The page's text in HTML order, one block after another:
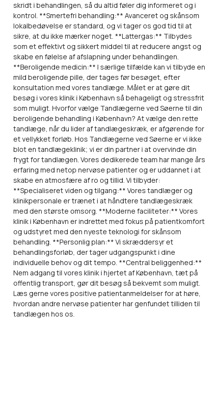
skridt i behandlingen, så du altid føler dig informeret og i
kontrol. **Smertefri behandling:** Avanceret og skånsom
lokalbedøvelse er standard, og vi tager os god tid til at
sikre, at du ikke mærker noget. **Lattergas:** Tilbydes
som et effektivt og sikkert middel til at reducere angst og
skabe en følelse af afslapning under behandlingen.
**Beroligende medicin:** I særlige tilfælde kan vi tilbyde en
mild beroligende pille, der tages før besøget, efter
konsultation med vores tandlæge. Målet er at gøre dit
besøg i vores klinik i København så behageligt og stressfrit
som muligt. Hvorfor vælge Tandlægerne ved Søerne til din
beroligende behandling i København? At vælge den rette
tandlæge, når du lider af tandlægeskræk, er afgørende for
et vellykket forløb. Hos Tandlægerne ved Søerne er vi ikke
blot en tandlægeklinik; vi er din partner i at overvinde din
frygt for tandlægen. Vores dedikerede team har mange års
erfaring med netop nervøse patienter og er uddannet i at
skabe en atmosfære af ro og tillid. Vi tilbyder:
**Specialiseret viden og tilgang:** Vores tandlæger og
klinikpersonale er trænet i at håndtere tandlægeskræk
med den største omsorg. **Moderne faciliteter:** Vores
klinik i København er indrettet med fokus på patientkomfort
og udstyret med den nyeste teknologi for skånsom
behandling. **Personlig plan:** Vi skræddersyr et
behandlingsforløb, der tager udgangspunkt i dine
individuelle behov og dit tempo. **Central beliggenhed:**
Nem adgang til vores klinik i hjertet af København, tæt på
offentlig transport, gør dit besøg så bekvemt som muligt.
Læs gerne vores positive patientanmeldelser for at høre,
hvordan andre nervøse patienter har genfundet tilliden til
tandlægen hos os.